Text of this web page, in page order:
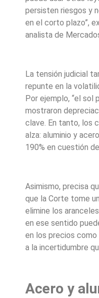
persisten riesgos y
en el corto plazo”,
analista de
La tensión judicial
repunte en la
Por ejemplo, “el sol
mostraron
clave. En tanto, los
alza: aluminio y
190% en cuestión
Asimismo, precisa
que la Corte tome
elimine los
en ese sentido
en los precios
a la incertidumbre
Acero y